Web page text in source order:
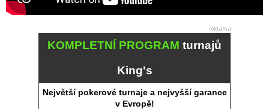
KOMPLETNÍ PROGRAM turnajů
King's
Největší pokerové turnaje a nejvyšší garance
v Evropě!